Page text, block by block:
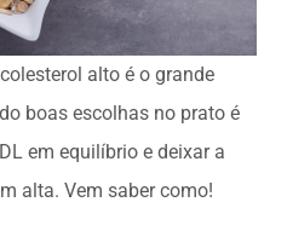
alto é o grande
boas escolhas no prato é
em equilíbrio e deixar a
alta. Vem saber como!